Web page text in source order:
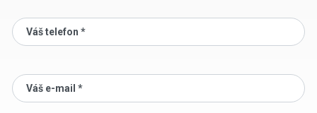
Váš telefon *
Váš e-mail *